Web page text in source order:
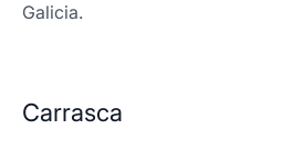
Galicia.
Carrasca